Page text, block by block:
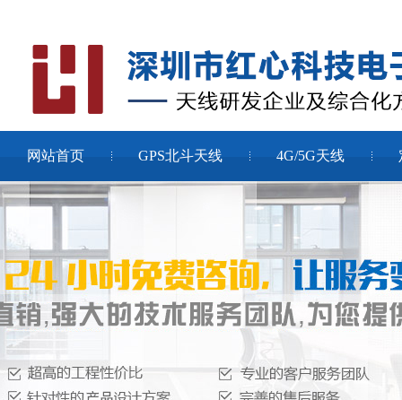
网站首页 GPS北斗天线 4G/5G天线